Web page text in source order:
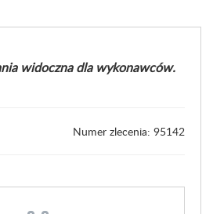
widoczna dla wykonawców.
Numer zlecenia: 95142